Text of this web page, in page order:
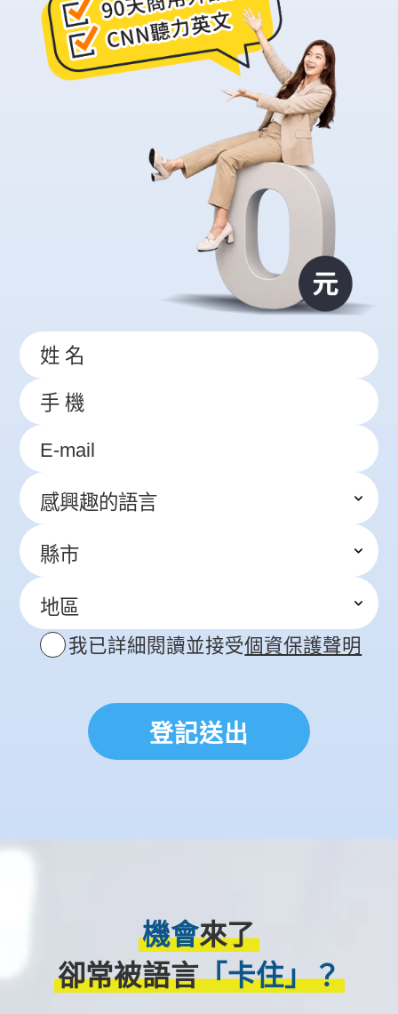
我已詳細閱讀並接受個資保護聲明
登記送出
機會來了
卻常被語言「卡住」？